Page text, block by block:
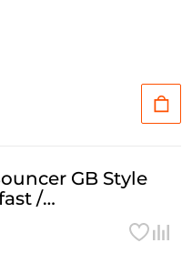
GB Style
/